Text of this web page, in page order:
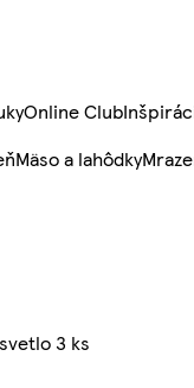
Online Club
Mäso a lahôdky
3 ks